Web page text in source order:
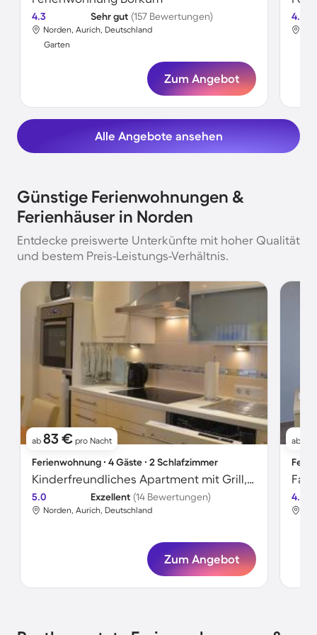
4.3 Sehr gut (157 Bewertungen)
Norden, Aurich, Deutschland
Garten
Zum Angebot
4.3
Alle Angebote ansehen
Günstige Ferienwohnungen &
Ferienhäuser in Norden
Entdecke preiswerte Unterkünfte mit hoher Qualität
und bestem Preis-Leistungs-Verhältnis.
ab 83 € pro Nacht
Ferienwohnung ∙ 4 Gäste ∙ 2 Schlafzimmer
Kinderfreundliches Apartment mit Grill, Garten und Terrasse
5.0 Exzellent (14 Bewertungen)
Norden, Aurich, Deutschland
Zum Angebot
ab
4.2